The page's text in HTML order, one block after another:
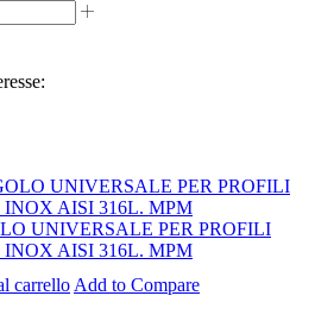
UNIVERSALE PER PROFILI
AISI 316L. MPM
carrello Add to Compare